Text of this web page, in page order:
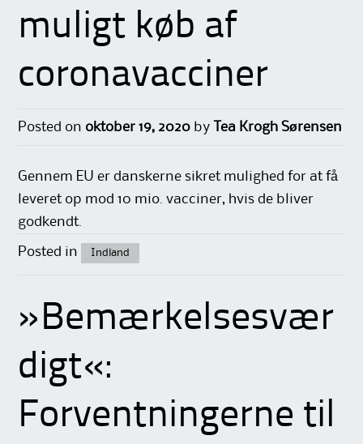
muligt køb af
coronavacciner
Posted on oktober 19, 2020 by Tea Krogh Sørensen
Gennem EU er danskerne sikret mulighed for at få
leveret op mod 10 mio. vacciner, hvis de bliver
godkendt.
Posted in Indland
»Bemærkelsesvær
digt«:
Forventningerne til